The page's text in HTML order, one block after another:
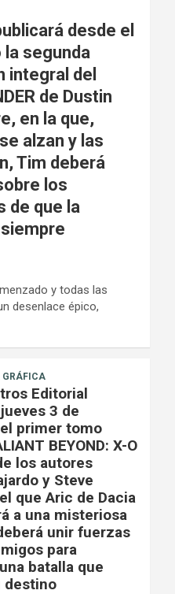
desde el
segunda
integral del
de Dustin
en la que,
alzan y las
Tim deberá
los
de que la
y todas las
desenlace épico,
GRÁFICA
Editorial
3 de
primer tomo
BEYOND: X-O
los autores
y Steve
que Aric de Dacia
a una misteriosa
unir fuerzas
para
batalla que
destino